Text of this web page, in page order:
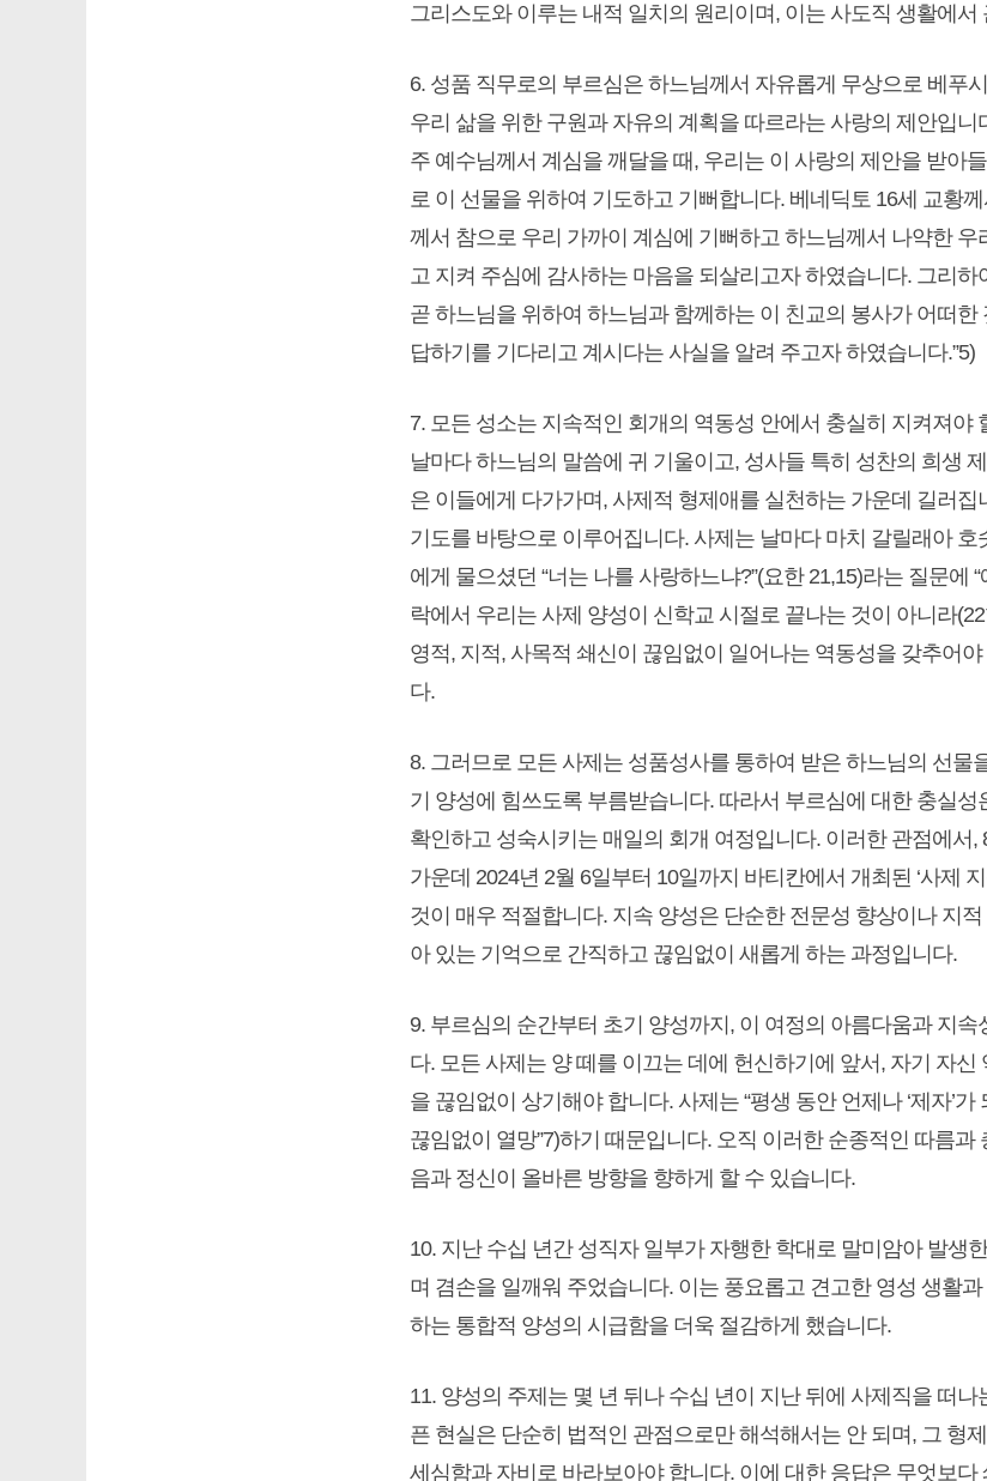
그리스도와 이루는 내적 일치의 원리이며, 이는 사도직 생활에
6. 성품 직무로의 부르심은 하느님께서 자유롭게 무상으로 베푸
우리 삶을 위한 구원과 자유의 계획을 따르라는 사랑의 제안입
주 예수님께서 계심을 깨달을 때, 우리는 이 사랑의 제안을 받아
로 이 선물을 위하여 기도하고 기뻐합니다. 베네딕토 16세 교황
께서 참으로 우리 가까이 계심에 기뻐하고 하느님께서 나약한
고 지켜 주심에 감사하는 마음을 되살리고자 하였습니다. 그리
곧 하느님을 위하여 하느님과 함께하는 이 친교의 봉사가 어떠
답하기를 기다리고 계시다는 사실을 알려 주고자 하였습니다.”5)
7. 모든 성소는 지속적인 회개의 역동성 안에서 충실히 지켜져
날마다 하느님의 말씀에 귀 기울이고, 성사들 특히 성찬의 희생
은 이들에게 다가가며, 사제적 형제애를 실천하는 가운데 길러
기도를 바탕으로 이루어집니다. 사제는 날마다 마치 갈릴래아
에게 물으셨던 “너는 나를 사랑하느냐?”(요한 21,15)라는 질문에
락에서 우리는 사제 양성이 신학교 시절로 끝나는 것이 아니라
영적, 지적, 사목적 쇄신이 끊임없이 일어나는 역동성을 갖추어야
다.
8. 그러므로 모든 사제는 성품성사를 통하여 받은 하느님의 선물
기 양성에 힘쓰도록 부름받습니다. 따라서 부르심에 대한 충실
확인하고 성숙시키는 매일의 회개 여정입니다. 이러한 관점에서
가운데 2024년 2월 6일부터 10일까지 바티칸에서 개최된 ‘사제
것이 매우 적절합니다. 지속 양성은 단순한 전문성 향상이나 지
아 있는 기억으로 간직하고 끊임없이 새롭게 하는 과정입니다.
9. 부르심의 순간부터 초기 양성까지, 이 여정의 아름다움과 지속
다. 모든 사제는 양 떼를 이끄는 데에 헌신하기에 앞서, 자기 자
을 끊임없이 상기해야 합니다. 사제는 “평생 동안 언제나 ‘제자’
끊임없이 열망”7)하기 때문입니다. 오직 이러한 순종적인 따름
음과 정신이 올바른 방향을 향하게 할 수 있습니다.
10. 지난 수십 년간 성직자 일부가 자행한 학대로 말미암아 발생
며 겸손을 일깨워 주었습니다. 이는 풍요롭고 견고한 영성 생활
하는 통합적 양성의 시급함을 더욱 절감하게 했습니다.
11. 양성의 주제는 몇 년 뒤나 수십 년이 지난 뒤에 사제직을 떠
픈 현실은 단순히 법적인 관점으로만 해석해서는 안 되며, 그 형
세심함과 자비로 바라보아야 합니다. 이에 대한 응답은 무엇보